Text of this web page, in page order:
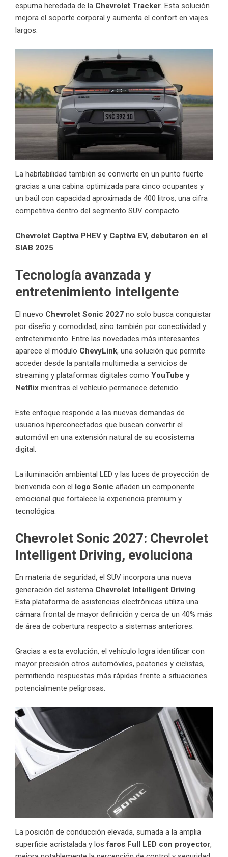
espuma heredada de la Chevrolet Tracker. Esta solución
mejora el soporte corporal y aumenta el confort en viajes
largos.
La habitabilidad también se convierte en un punto fuerte
gracias a una cabina optimizada para cinco ocupantes y
un baúl con capacidad aproximada de 400 litros, una cifra
competitiva dentro del segmento SUV compacto.
Chevrolet Captiva PHEV y Captiva EV, debutaron en el
SIAB 2025
Tecnología avanzada y
entretenimiento inteligente
El nuevo Chevrolet Sonic 2027 no solo busca conquistar
por diseño y comodidad, sino también por conectividad y
entretenimiento. Entre las novedades más interesantes
aparece el módulo ChevyLink, una solución que permite
acceder desde la pantalla multimedia a servicios de
streaming y plataformas digitales como YouTube y
Netflix mientras el vehículo permanece detenido.
Este enfoque responde a las nuevas demandas de
usuarios hiperconectados que buscan convertir el
automóvil en una extensión natural de su ecosistema
digital.
La iluminación ambiental LED y las luces de proyección de
bienvenida con el logo Sonic añaden un componente
emocional que fortalece la experiencia premium y
tecnológica.
Chevrolet Sonic 2027: Chevrolet
Intelligent Driving, evoluciona
En materia de seguridad, el SUV incorpora una nueva
generación del sistema Chevrolet Intelligent Driving.
Esta plataforma de asistencias electrónicas utiliza una
cámara frontal de mayor definición y cerca de un 40% más
de área de cobertura respecto a sistemas anteriores.
Gracias a esta evolución, el vehículo logra identificar con
mayor precisión otros automóviles, peatones y ciclistas,
permitiendo respuestas más rápidas frente a situaciones
potencialmente peligrosas.
La posición de conducción elevada, sumada a la amplia
superficie acristalada y losfaros Full LED con proyector,